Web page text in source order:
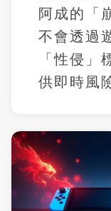
阿成的「
不會透過
「性侵
供即時風